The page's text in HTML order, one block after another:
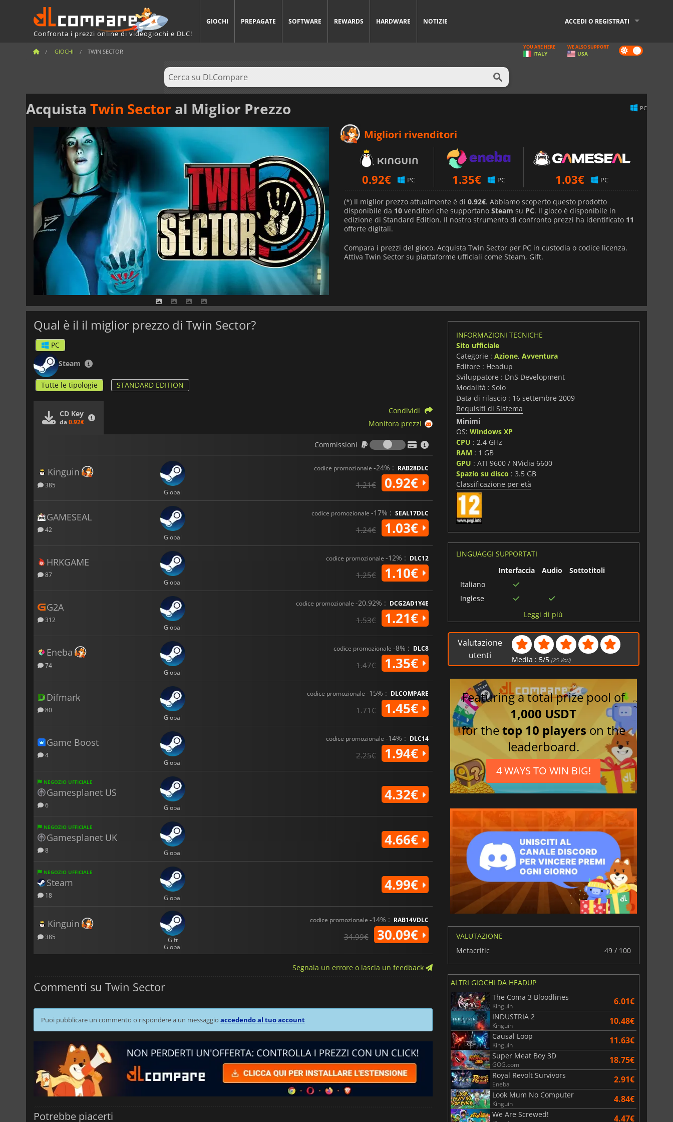
Confronta i prezzi online di videogiochi e DLC!
GIOCHI PREPAGATE SOFTWARE REWARDS HARDWARE NOTIZIE ACCEDI O REGISTRATI
GIOCHI TWIN SECTOR Dark
mode
YOU ARE HERE
ITALY
WE ALSO SUPPORT
USA
Acquista Twin Sector al Miglior Prezzo PC
Migliori rivenditori
0.92€ PC 1.35€ PC 1.03€ PC
(*) Il miglior prezzo attualmente è di 0.92€. Abbiamo scoperto questo prodotto
disponibile da 10 venditori che supportano Steam su PC. Il gioco è disponibile in
edizione di Standard Edition. Il nostro strumento di confronto prezzi ha identificato 11
offerte digitali.
Compara i prezzi del gioco. Acquista Twin Sector per PC in custodia o codice licenza.
Attiva Twin Sector su piattaforme ufficiali come Steam, Gift.
Qual è il il miglior prezzo di Twin Sector?
PC
Steam
Tutte le tipologie STANDARD EDITION
CD Key
da0.92€
Condividi
Monitora prezzi
Commissioni
Commissioni
Kinguin
385
Global
codice promozionale -24% : RAB28DLC
1.21€ 0.92€
GAMESEAL
42
Global
codice promozionale -17% : SEAL17DLC
1.24€ 1.03€
HRKGAME
87
Global
codice promozionale -12% : DLC12
1.25€ 1.10€
G2A
312
Global
codice promozionale -20.92% : DCG2AD1Y4E
1.53€ 1.21€
Eneba
74
Global
codice promozionale -8% : DLC8
1.47€ 1.35€
Difmark
80
Global
codice promozionale -15% : DLCOMPARE
1.71€ 1.45€
Game Boost
4
Global
codice promozionale -14% : DLC14
2.25€ 1.94€
NEGOZIO UFFICIALE
Gamesplanet US
6 Global
4.32€
NEGOZIO UFFICIALE
Gamesplanet UK
8 Global
4.66€
NEGOZIO UFFICIALE
Steam
18 Global
4.99€
Kinguin
385
Gift
Global
codice promozionale -14% : RAB14VDLC
34.99€ 30.09€
Segnala un errore o lascia un feedback
Commenti su Twin Sector
Puoi pubblicare un commento o rispondere a un messaggio accedendo al tuo account
Potrebbe piacerti
INFORMAZIONI TECNICHE
Sito ufficiale
Categorie : Azione, Avventura
Editore : Headup
Sviluppatore : DnS Development
Modalità : Solo
Data di rilascio : 16 settembre 2009
Requisiti di Sistema
Minimi
OS: Windows XP
CPU : 2.4 GHz
RAM : 1 GB
GPU : ATI 9600 / NVidia 6600
Spazio su disco : 3.5 GB
Classificazione per età
LINGUAGGI SUPPORTATI
Interfaccia
Audio
Sottotitoli
Italiano
Inglese
Spagnolo
Leggi di più
Valutazione
utenti
Media : 5/5 (25 Voti)
Featuring a total prize pool of
1,000 USDT
for thetop 10 players on the
leaderboard.
4 WAYS TO WIN BIG!
VALUTAZIONE
Metacritic
49 / 100
ALTRI GIOCHI DA HEADUP
The Coma 3 Bloodlines
Kinguin 6.01€
INDUSTRIA 2
Kinguin 10.48€
Causal Loop
Kinguin 11.63€
Super Meat Boy 3D
GOG.com 18.75€
Royal Revolt Survivors
Eneba 2.91€
Look Mum No Computer
Kinguin 4.84€
We Are Screwed! 4.47€